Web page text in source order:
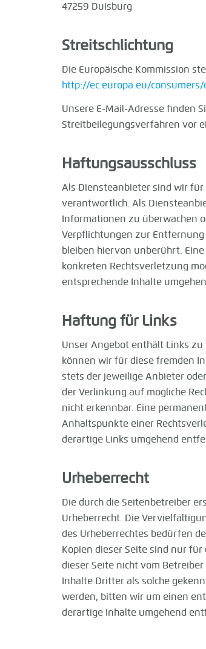
47259 Duisburg
Streitschlichtung
Die Europäische Kommission
http://ec.europa.eu/consumers/
Unsere E-Mail-Adresse finden
Streitbeilegungsverfahren vor
Haftungsausschluss
Als Diensteanbieter sind wir für
verantwortlich. Als
Informationen zu überwachen
Verpflichtungen zur
bleiben hiervon unberührt.
konkreten Rechtsverletzung
entsprechende Inhalte
Haftung für Links
Unser Angebot enthält Links
können wir für diese fremden
stets der jeweilige Anbieter
der Verlinkung auf mögliche
nicht erkennbar. Eine
Anhaltspunkte einer
derartige Links umgehend
Urheberrecht
Die durch die Seitenbetreiber
Urheberrecht. Die
des Urheberrechtes bedürfen
Kopien dieser Seite sind nur
dieser Seite nicht vom
Inhalte Dritter als solche
werden, bitten wir um einen
derartige Inhalte umgehend